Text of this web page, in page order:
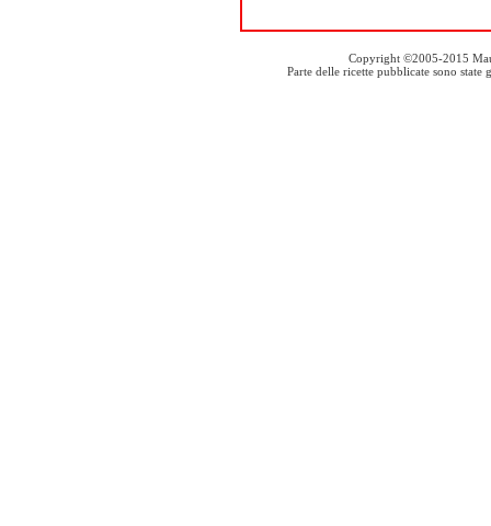
Copyright ©2005-2015
Parte delle ricette pubblicate sono state